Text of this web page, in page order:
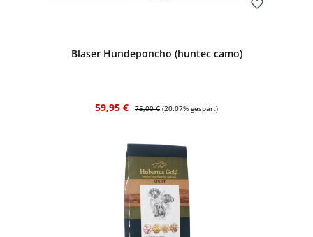
Blaser Hundeponcho (huntec camo)
Verkaufspreis:
59,95 € Regulärer Preis:
75,00 € (20.07% gespart)